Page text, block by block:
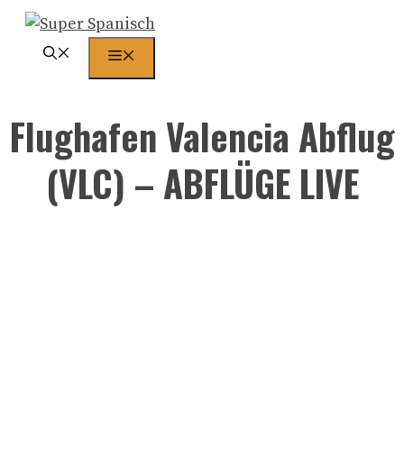
Zum
Inhalt
Flughafen Valencia Abflug
(VLC) – ABFLÜGE LIVE